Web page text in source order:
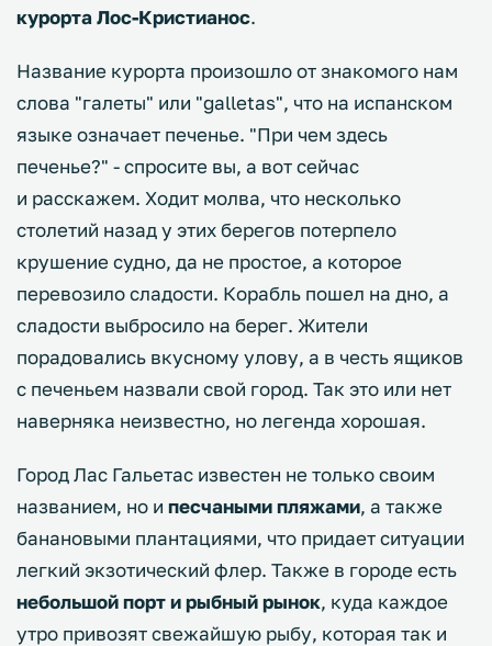
курорта Лос-Кристианос.
Название курорта произошло от знакомого нам
слова "галеты" или "galletas", что на испанском
языке означает печенье. "При чем здесь
печенье?" - спросите вы, а вот сейчас
и расскажем. Ходит молва, что несколько
столетий назад у этих берегов потерпело
крушение судно, да не простое, а которое
перевозило сладости. Корабль пошел на дно, а
сладости выбросило на берег. Жители
порадовались вкусному улову, а в честь ящиков
с печеньем назвали свой город. Так это или нет
наверняка неизвестно, но легенда хорошая.
Город Лас Гальетас известен не только своим
названием, но и песчаными пляжами, а также
банановыми плантациями, что придает ситуации
легкий экзотический флер. Также в городе есть
небольшой порт и рыбный рынок, куда каждое
утро привозят свежайшую рыбу, которая так и